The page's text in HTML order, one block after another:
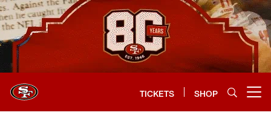
Skip
to
main
content
TICKETS SHOP